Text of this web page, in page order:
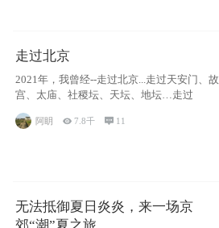
走过北京
2021年，我曾经--走过北京...走过天安门、故
宫、太庙、社稷坛、天坛、地坛…走过
阿眀 7.8千  11
无法抵御夏日炎炎，来一场京